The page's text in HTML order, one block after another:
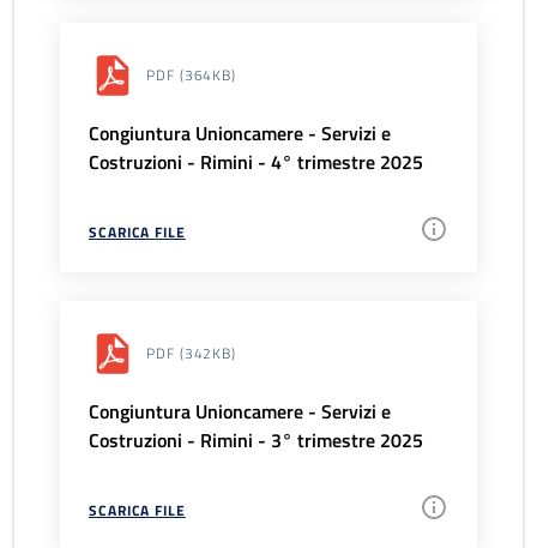
PDF (364KB)
Congiuntura Unioncamere - Servizi e
Costruzioni - Rimini - 4° trimestre 2025
SCARICA FILE
PDF (342KB)
Congiuntura Unioncamere - Servizi e
Costruzioni - Rimini - 3° trimestre 2025
SCARICA FILE